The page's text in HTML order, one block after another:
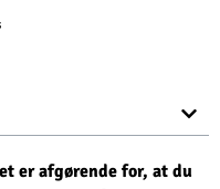
er afgørende for, at du